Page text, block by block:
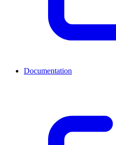
Documentation